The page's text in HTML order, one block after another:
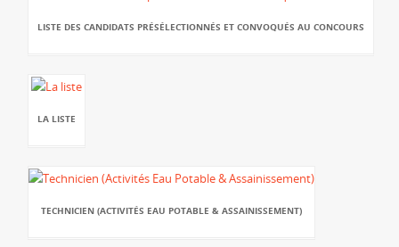
LISTE DES CANDIDATS PRÉSÉLECTIONNÉS ET CONVOQUÉS AU CONCOURS
LA LISTE
TECHNICIEN (ACTIVITÉS EAU POTABLE & ASSAINISSEMENT)